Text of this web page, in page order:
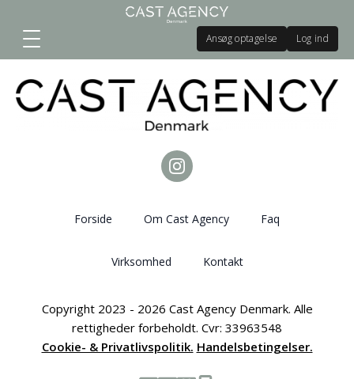
Ansøg optagelse Log ind
Forside Om Cast Agency Faq
Virksomhed Kontakt
Copyright 2023 - 2026 Cast Agency Denmark. Alle
rettigheder forbeholdt. Cvr: 33963548
Cookie- & Privatlivspolitik. Handelsbetingelser.